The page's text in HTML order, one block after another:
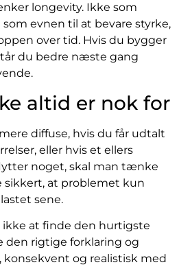
longevity. Ikke som
evnen til at bevare styrke,
over tid. Hvis du bygger
du bedre næste gang
altid er nok for
diffuse, hvis du får udtalt
eller hvis et ellers
noget, skal man tænke
sikkert, at problemet kun
sene.
at finde den hurtigste
den rigtige forklaring og
og realistisk med